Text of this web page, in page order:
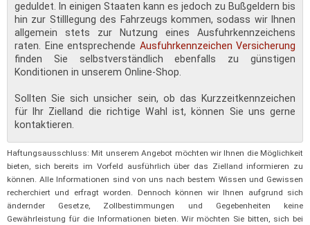
geduldet. In einigen Staaten kann es jedoch zu Bußgeldern bis
hin zur Stilllegung des Fahrzeugs kommen, sodass wir Ihnen
allgemein stets zur Nutzung eines Ausfuhrkennzeichens
raten. Eine entsprechende Ausfuhrkennzeichen Versicherung
finden Sie selbstverständlich ebenfalls zu günstigen
Konditionen in unserem Online-Shop.
Sollten Sie sich unsicher sein, ob das Kurzzeitkennzeichen
für Ihr Zielland die richtige Wahl ist, können Sie uns gerne
kontaktieren.
Haftungsausschluss: Mit unserem Angebot möchten wir Ihnen die Möglichkeit
bieten, sich bereits im Vorfeld ausführlich über das Zielland informieren zu
können. Alle Informationen sind von uns nach bestem Wissen und Gewissen
recherchiert und erfragt worden. Dennoch können wir Ihnen aufgrund sich
ändernder Gesetze, Zollbestimmungen und Gegebenheiten keine
Gewährleistung für die Informationen bieten. Wir möchten Sie bitten, sich bei